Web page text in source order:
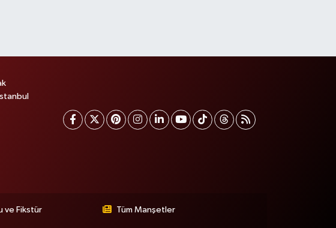
ve Fikstür Tüm Manşetler